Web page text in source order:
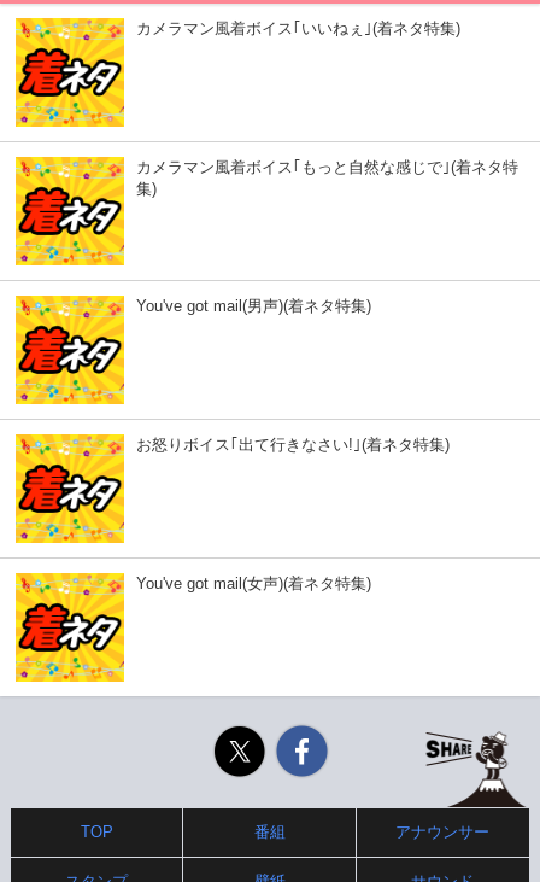
カメラマン風着ボイス｢いいねぇ｣(着ネタ特集)
カメラマン風着ボイス｢もっと自然な感じで｣(着ネタ特
集)
You've got mail(男声)(着ネタ特集)
お怒りボイス｢出て行きなさい!｣(着ネタ特集)
You've got mail(女声)(着ネタ特集)
Twitter
TOP 番組 アナウンサー